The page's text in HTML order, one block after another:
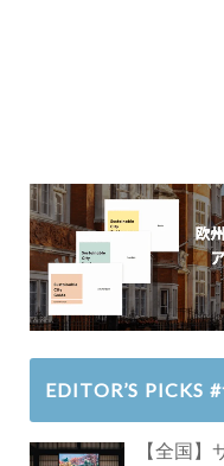
EDITOR’S PICKS
【全国